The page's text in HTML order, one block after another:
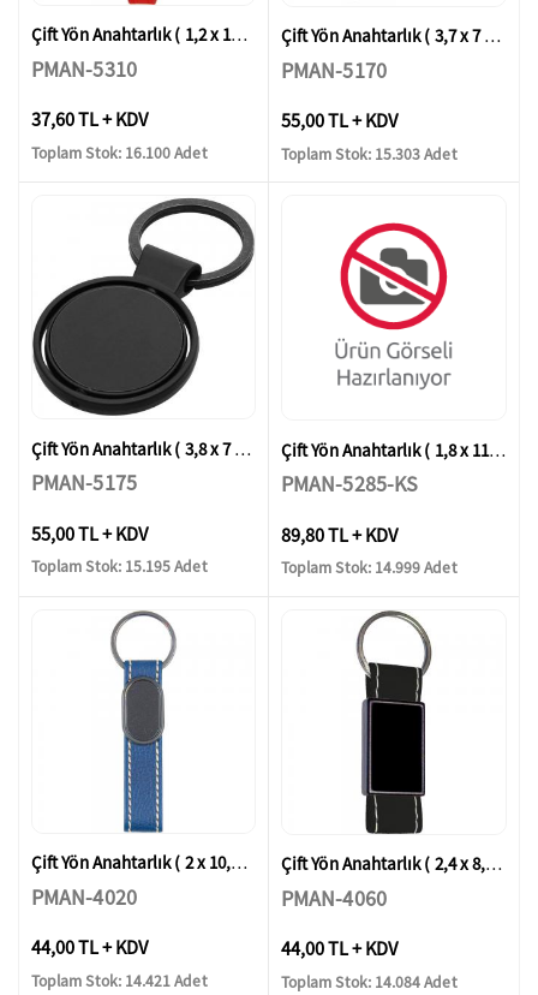
Çift Yön Anahtarlık ( 1,2 x 10 cm )
PMAN-5310
37,60 TL + KDV
Toplam Stok: 16.100 Adet
Çift Yön Anahtarlık ( 3,7 x 7 cm )
PMAN-5170
55,00 TL + KDV
Toplam Stok: 15.303 Adet
Çift Yön Anahtarlık ( 3,8 x 7 cm )
PMAN-5175
55,00 TL + KDV
Toplam Stok: 15.195 Adet
Çift Yön Anahtarlık ( 1,8 x 11,6 cm )
PMAN-5285-KS
89,80 TL + KDV
Toplam Stok: 14.999 Adet
Çift Yön Anahtarlık ( 2 x 10,5 cm )
PMAN-4020
44,00 TL + KDV
Toplam Stok: 14.421 Adet
Çift Yön Anahtarlık ( 2,4 x 8,7 cm )
PMAN-4060
44,00 TL + KDV
Toplam Stok: 14.084 Adet